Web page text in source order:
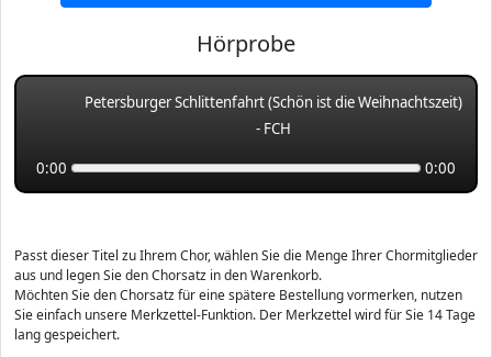
Hörprobe
Petersburger Schlittenfahrt (Schön ist die Weihnachtszeit)
- FCH
0:00
0:00
Passt dieser Titel zu Ihrem Chor, wählen Sie die Menge Ihrer Chormitglieder
aus und legen Sie den Chorsatz in den Warenkorb.
Möchten Sie den Chorsatz für eine spätere Bestellung vormerken, nutzen
Sie einfach unsere Merkzettel-Funktion. Der Merkzettel wird für Sie 14 Tage
lang gespeichert.